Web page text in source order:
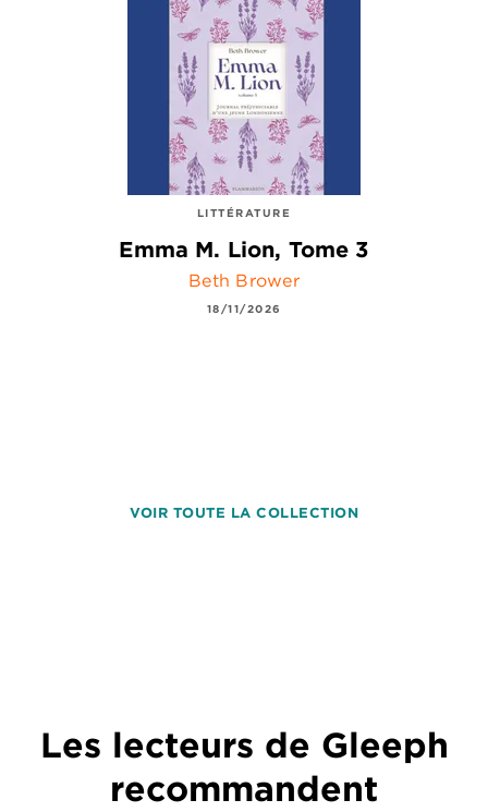
LITTÉRATURE
Emma M. Lion, Tome 3
Beth Brower
18/11/2026
VOIR TOUTE LA COLLECTION
Les lecteurs de Gleeph
recommandent